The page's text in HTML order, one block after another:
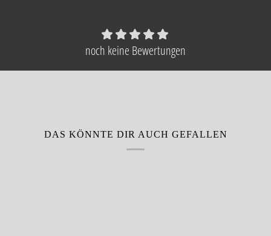
noch keine Bewertungen
DAS KÖNNTE DIR AUCH GEFALLEN